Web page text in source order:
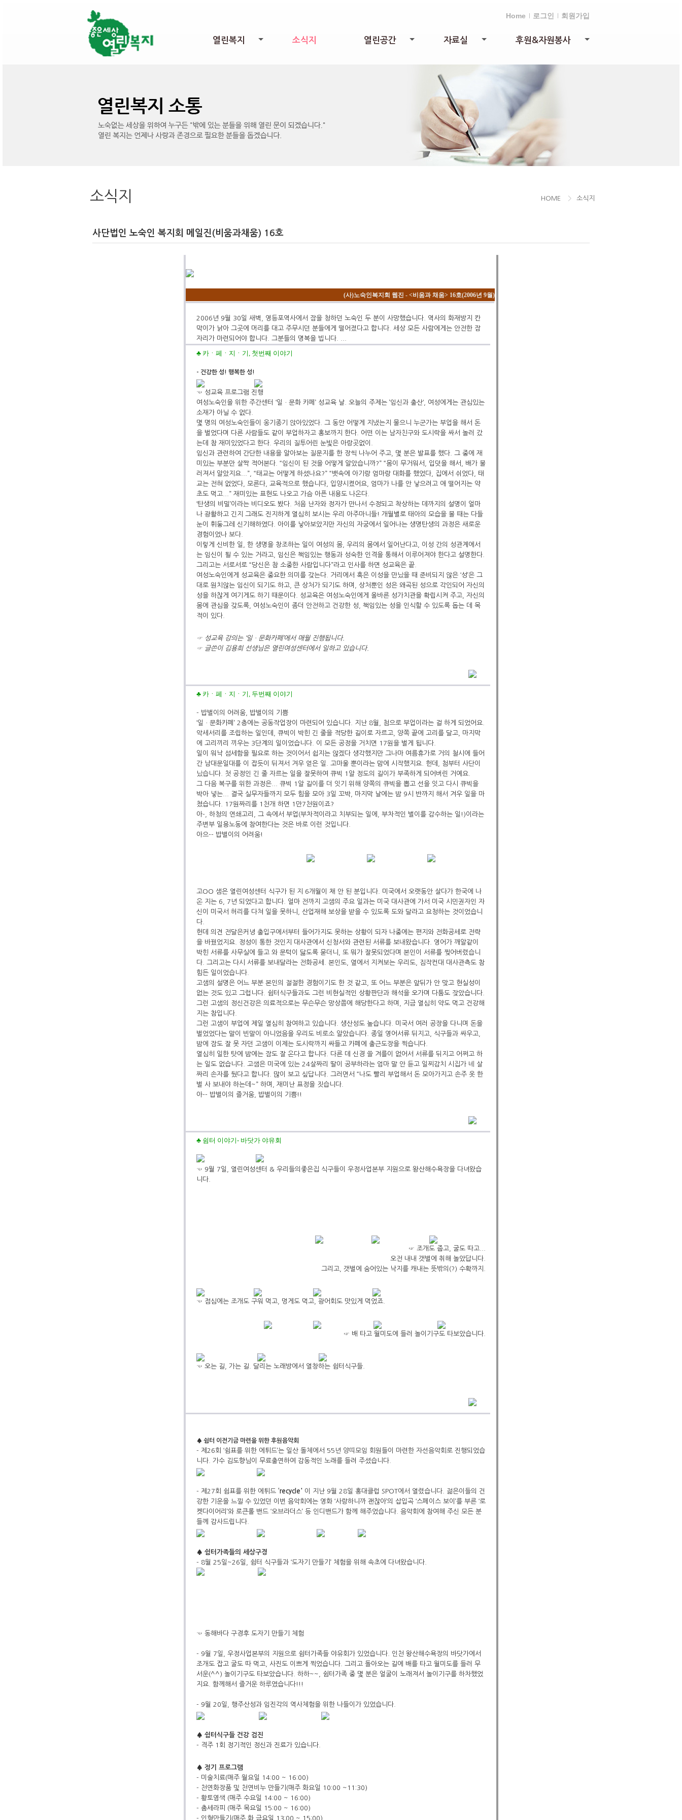
Home 로그인 회원가입
열린복지 소식지 열린공간 자료실 후원&자원봉사
HOME > 소식지
소식지
사단법인 노숙인 복지회 메일진(비움과채움) 16호
(사)노숙인복지회 웹진 - <비움과 채움> 16호(2006년 9월)
2006년 9월 30일 새벽, 영등포역사에서 잠을 청하던 노숙인 두 분이 사망했습니다. 역사의 화재방지 칸
막이가 낡아 그곳에 머리를 대고 주무시던 분들에게 떨어졌다고 합니다. 세상 모든 사람에게는 안전한 잠
자리가 마련되어야 합니다. 그분들의 명복을 빕니다. ...
♣ 카ㆍ페ㆍ지ㆍ기, 첫번째 이야기
- 건강한 성! 행복한 성!
☜ 성교육 프로그램 진행
여성노숙인을 위한 주간센터 ‘일ㆍ문화 카페’ 성교육 날. 오늘의 주제는 ’임신과 출산‘, 여성에게는 관심있는
소재가 아닐 수 없다.
몇 명의 여성노숙인들이 옹기종기 앉아있었다. 그 동안 어떻게 지냈는지 물으니 누군가는 부업을 해서 돈
을 벌었다며 다른 사람들도 같이 부업하자고 홍보까지 한다. 어떤 이는 남자친구와 도시락을 싸서 놀러 갔
는데 참 재미있었다고 한다. 우리의 질투어린 눈빛은 아랑곳없이.
임신과 관련하여 간단한 내용을 알아보는 질문지를 한 장씩 나누어 주고, 몇 분은 발표를 했다. 그 중에 재
미있는 부분만 살짝 적어본다. “임신이 된 것을 어떻게 알았습니까?” “몸이 무거워서, 입덧을 해서, 배가 불
러져서 알았지요...”, “태교는 어떻게 하셨나요?” “뱃속에 아기랑 엄마랑 대화를 했었다, 집에서 쉬었다, 태
교는 전혀 없었다, 모른다, 교육적으로 했습니다, 입양시켰어요, 엄마가 나를 안 낳으려고 애 떨어지는 약
초도 먹고...” 재미있는 표현도 나오고 가슴 아픈 내용도 나온다.
‘탄생의 비밀’이라는 비디오도 봤다. 처음 난자와 정자가 만나서 수정되고 착상하는 데까지의 설명이 얼마
나 광활하고 긴지 그래도 진지하게 열심히 보시는 우리 아주마니들! 개월별로 태아의 모습을 볼 때는 다들
눈이 휘둥그레 신기해하였다. 아이를 낳아보았지만 자신의 자궁에서 일어나는 생명탄생의 과정은 새로운
경험이었나 보다.
이렇게 신비한 일, 한 생명을 창조하는 일이 여성의 몸, 우리의 몸에서 일어난다고, 이성 간의 성관계에서
는 임신이 될 수 있는 거라고, 임신은 책임있는 행동과 성숙한 인격을 통해서 이루어져야 한다고 설명한다.
그리고는 서로서로 “당신은 참 소중한 사람입니다”라고 인사를 하면 성교육은 끝.
여성노숙인에게 성교육은 중요한 의미를 갖는다. 거리에서 혹은 이성을 만났을 때 준비되지 않은 ‘성’은 그
대로 원치않는 임신이 되기도 하고, 큰 상처가 되기도 하며, 상처뿐인 성은 왜곡된 성으로 각인되어 자신의
성을 하찮게 여기게도 하기 때문이다. 성교육은 여성노숙인에게 올바른 성가치관을 확립시켜 주고, 자신의
몸에 관심을 갖도록, 여성노숙인이 좀더 안전하고 건강한 성, 책임있는 성을 인식할 수 있도록 돕는 데 목
적이 있다.
☞ 성교육 강의는 ‘일ㆍ문화카페’에서 매월 진행됩니다.
☞ 글쓴이 김용희 선생님은 열린여성센터에서 일하고 있습니다.
♣ 카ㆍ페ㆍ지ㆍ기, 두번째 이야기
- 밥벌이의 어려움, 밥벌이의 기쁨
‘일ㆍ문화카페’ 2층에는 공동작업장이 마련되어 있습니다. 지난 8월, 첨으로 부업이라는 걸 하게 되었어요.
악세서리를 조립하는 일인데, 큐빅이 박힌 긴 줄을 적당한 길이로 자르고, 양쪽 끝에 고리를 달고, 마지막
에 고리끼리 끼우는 3단계의 일이었습니다. 이 모든 공정을 거치면 17원을 벌게 됩니다.
일이 워낙 섬세함을 필요로 하는 것이어서 쉽지는 않겠다 생각했지만 그나마 여름휴가로 거의 철시에 들어
간 남대문일대를 이 잡듯이 뒤져서 겨우 얻은 일. 고마울 뿐이라는 맘에 시작했지요. 헌데, 첨부터 사단이
났습니다. 첫 공정인 긴 줄 자르는 일을 잘못하여 큐빅 1알 정도의 길이가 부족하게 되어버린 거예요.
그 다음 복구를 위한 과정은... 큐빅 1알 길이를 더 잇기 위해 양쪽의 큐빅을 뽑고 선을 잇고 다시 큐빅을
박아 넣는... 결국 실무자들까지 모두 힘을 모아 3일 꼬박, 마지막 날에는 밤 9시 반까지 해서 겨우 일을 마
쳤습니다. 17원짜리를 1천개 하면 1만7천원이죠?
아-, 하청의 연쇄고리, 그 속에서 부업(부차적이라고 치부되는 일에, 부차적인 벌이를 감수하는 일!)이라는
주변부 일용노동에 참여한다는 것은 바로 이런 것입니다.
아으-- 밥벌이의 어려움!
고OO 샘은 열린여성센터 식구가 된 지 6개월이 채 안 된 분입니다. 미국에서 오랫동안 살다가 한국에 나
온 지는 6, 7년 되었다고 합니다. 얼마 전까지 고샘의 주요 일과는 미국 대사관에 가서 미국 시민권자인 자
신이 미국서 허리를 다쳐 일을 못하니, 산업재해 보상을 받을 수 있도록 도와 달라고 요청하는 것이었습니
다.
헌데 의견 전달은커녕 출입구에서부터 들어가지도 못하는 상황이 되자 나중에는 편지와 전화공세로 전략
을 바꿨었지요. 정성이 통한 것인지 대사관에서 신청서와 관련된 서류를 보내왔습니다. 영어가 깨알같이
박힌 서류를 사무실에 들고 와 문턱이 닳도록 묻더니, 또 뭐가 잘못되었다며 본인이 서류를 찢어버렸습니
다. 그리고는 다시 서류를 보내달라는 전화공세. 본인도, 옆에서 지켜보는 우리도, 짐작컨대 대사관측도 참
힘든 일이었습니다.
고샘의 설명은 어느 부분 본인의 절절한 경험이기도 한 것 같고, 또 어느 부분은 앞뒤가 안 맞고 현실성이
없는 것도 있고 그럽니다. 쉼터식구들과도 그런 비현실적인 상황판단과 해석을 오가며 다툼도 잦았습니다.
그런 고샘의 정신건강은 의료적으로는 무슨무슨 망상쯤에 해당한다고 하며, 지금 열심히 약도 먹고 건강해
지는 참입니다.
그런 고샘이 부업에 제일 열심히 참여하고 있습니다. 생산성도 높습니다. 미국서 여러 공장을 다니며 돈을
벌었었다는 말이 빈말이 아니었음을 우리도 비로소 알았습니다. 종일 영어서류 뒤지고, 식구들과 싸우고,
밤에 잠도 잘 못 자던 고샘이 이제는 도시락까지 싸들고 카페에 출근도장을 찍습니다.
열심히 일한 탓에 밤에는 잠도 잘 온다고 합니다. 다른 데 신경 쓸 겨를이 없어서 서류를 뒤지고 어쩌고 하
는 일도 없습니다. 고샘은 미국에 있는 24살짜리 딸이 공부하라는 엄마 말 안 듣고 일찌감치 시집가 네 살
짜리 손자를 뒀다고 합니다. 많이 보고 싶답니다. 그러면서 “나도 빨리 부업해서 돈 모아가지고 손주 옷 한
벌 사 보내야 하는데~” 하며, 재미난 표정을 짓습니다.
아-- 밥벌이의 즐거움, 밥벌이의 기쁨!!
♣ 쉼터 이야기- 바닷가 야유회
☜ 9월 7일, 열린여성센터 & 우리들의좋은집 식구들이 우정사업본부 지원으로 왕산해수욕장을 다녀왔습
니다.
☞ 조개도 줍고, 굴도 따고...
오전 내내 갯벌에 취해 놀았답니다.
그리고, 갯벌에 숨어있는 낙지를 캐내는 뜻밖의(?) 수확까지.
☜ 점심에는 조개도 구워 먹고, 멍게도 먹고, 광어회도 맛있게 먹었죠.
☞ 배 타고 월미도에 들러 놀이기구도 타보았습니다.
☜ 오는 길, 가는 길. 달리는 노래방에서 열창하는 쉼터식구들.
♠ 쉼터 이전기금 마련을 위한 후원음악회
- 제26회 ‘쉼표를 위한 에튀드’는 일산 돌체에서 55년 양띠모임 회원들이 마련한 자선음악회로 진행되었습
니다. 가수 김도향님이 무료출연하여 감동적인 노래를 들려 주셨습니다.
- 제27회 쉼표를 위한 에튀드 ‘recycle' 이 지난 9월 28일 홍대클럽 SPOT에서 열렸습니다. 젊은이들의 건
강한 기운을 느낄 수 있었던 이번 음악회에는 영화 ‘사랑하니까 괜찮아’의 삽입곡 ‘스페이스 보이’를 부른 ‘로
켓다이어리’와 로큰롤 밴드 ‘오브라더스’ 등 인디밴드가 함께 해주었습니다. 음악회에 참여해 주신 모든 분
들께 감사드립니다.
♠ 쉼터가족들의 세상구경
- 8월 25일~26일, 쉼터 식구들과 ‘도자기 만들기’ 체험을 위해 속초에 다녀왔습니다.
☜ 동해바다 구경후 도자기 만들기 체험
- 9월 7일, 우정사업본부의 지원으로 쉼터가족들 야유회가 있었습니다. 인천 왕산해수욕장의 바닷가에서
조개도 잡고 굴도 따 먹고, 사진도 이쁘게 찍었습니다. 그리고 돌아오는 길에 배를 타고 월미도를 들러 무
서운(^^) 놀이기구도 타보았습니다. 하하~~, 쉼터가족 중 몇 분은 얼굴이 노래져서 놀이기구를 하차했었
지요. 함께해서 즐거운 하루였습니다!!!
- 9월 20일, 행주산성과 임진각의 역사체험을 위한 나들이가 있었습니다.
♠ 쉼터식구들 건강 검진
- 격주 1회 정기적인 정신과 진료가 있습니다.
♠ 정기 프로그램
- 미술치료(매주 월요일 14:00 ~ 16:00)
- 천연화장품 및 천연비누 만들기(매주 화요일 10:00 ~11:30)
- 황토염색 (매주 수요일 14:00 ~ 16:00)
- 춤세라피 (매주 목요일 15:00 ~ 16:00)
- 인형만들기(매주 화,금요일 13:00 ~ 15:00)